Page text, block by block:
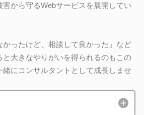
害から守るWebサービスを展開してい
かったけど、相談して良かった」など
と大きなやりがいを得られるのもこの
にコンサルタントとして成長しませ